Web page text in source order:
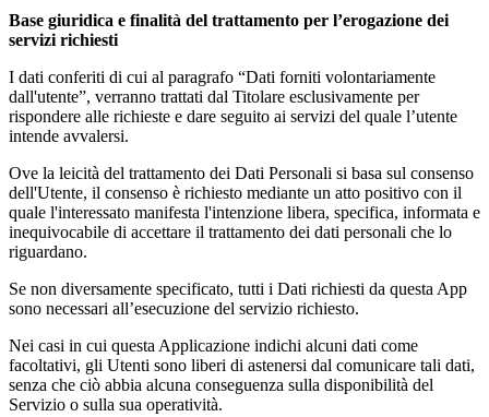
Base giuridica e finalità del trattamento per l’erogazione dei
servizi richiesti
I dati conferiti di cui al paragrafo “Dati forniti volontariamente
dall'utente”, verranno trattati dal Titolare esclusivamente per
rispondere alle richieste e dare seguito ai servizi del quale l’utente
intende avvalersi.
Ove la leicità del trattamento dei Dati Personali si basa sul consenso
dell'Utente, il consenso è richiesto mediante un atto positivo con il
quale l'interessato manifesta l'intenzione libera, specifica, informata e
inequivocabile di accettare il trattamento dei dati personali che lo
riguardano.
Se non diversamente specificato, tutti i Dati richiesti da questa App
sono necessari all’esecuzione del servizio richiesto.
Nei casi in cui questa Applicazione indichi alcuni dati come
facoltativi, gli Utenti sono liberi di astenersi dal comunicare tali dati,
senza che ciò abbia alcuna conseguenza sulla disponibilità del
Servizio o sulla sua operatività.